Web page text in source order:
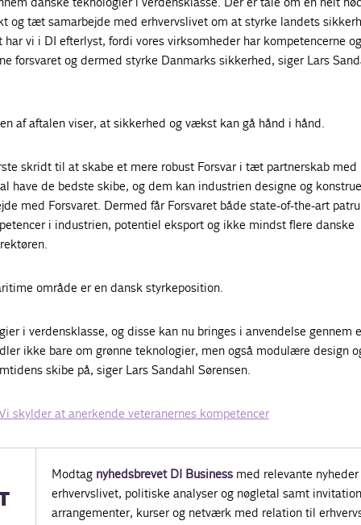
og tæt samarbejde med erhvervslivet om at styrke landets
vi i DI efterlyst, fordi vores virksomheder har kompetencerne og
forsvaret og dermed styrke Danmarks sikkerhed, siger Lars
af aftalen viser, at sikkerhed og vækst kan gå hånd i hånd.
skridt til at skabe et mere robust Forsvar i tæt partnerskab med
have de bedste skibe, og dem kan industrien designe og
med Forsvaret. Dermed får Forsvaret både state-of-the-art
i industrien, potentiel eksport og ikke mindst flere danske
område er en dansk styrkeposition.
i verdensklasse, og disse kan nu bringes i anvendelse gennem
ikke bare om grønne teknologier, men også modulære design
skibe på, siger Lars Sandahl Sørensen.
skylder at anerkende veteranernes kompetencer
Modtag nyhedsbrevet DI Businessmed relevante nyheder
erhvervslivet, politiske analyser og nøgletal samt
arrangementer, kurser og netværk med relation til